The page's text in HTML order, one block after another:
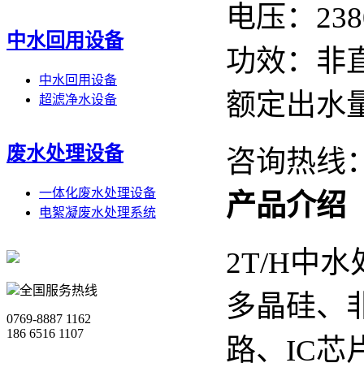
中水回用设备
中水回用设备
超滤净水设备
废水处理设备
一体化废水处理设备
电絮凝废水处理系统
全国服务热线
0769-8887 1162
186 6516 1107
电压：
功效：非
额定出水
咨询热线
产品介绍
2T/H中水
多晶硅、
路、IC芯